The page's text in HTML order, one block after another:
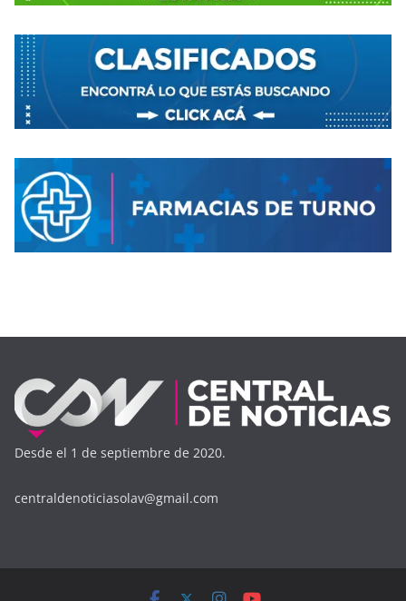
Desde el 1 de septiembre de 2020.
centraldenoticiasolav@gmail.com